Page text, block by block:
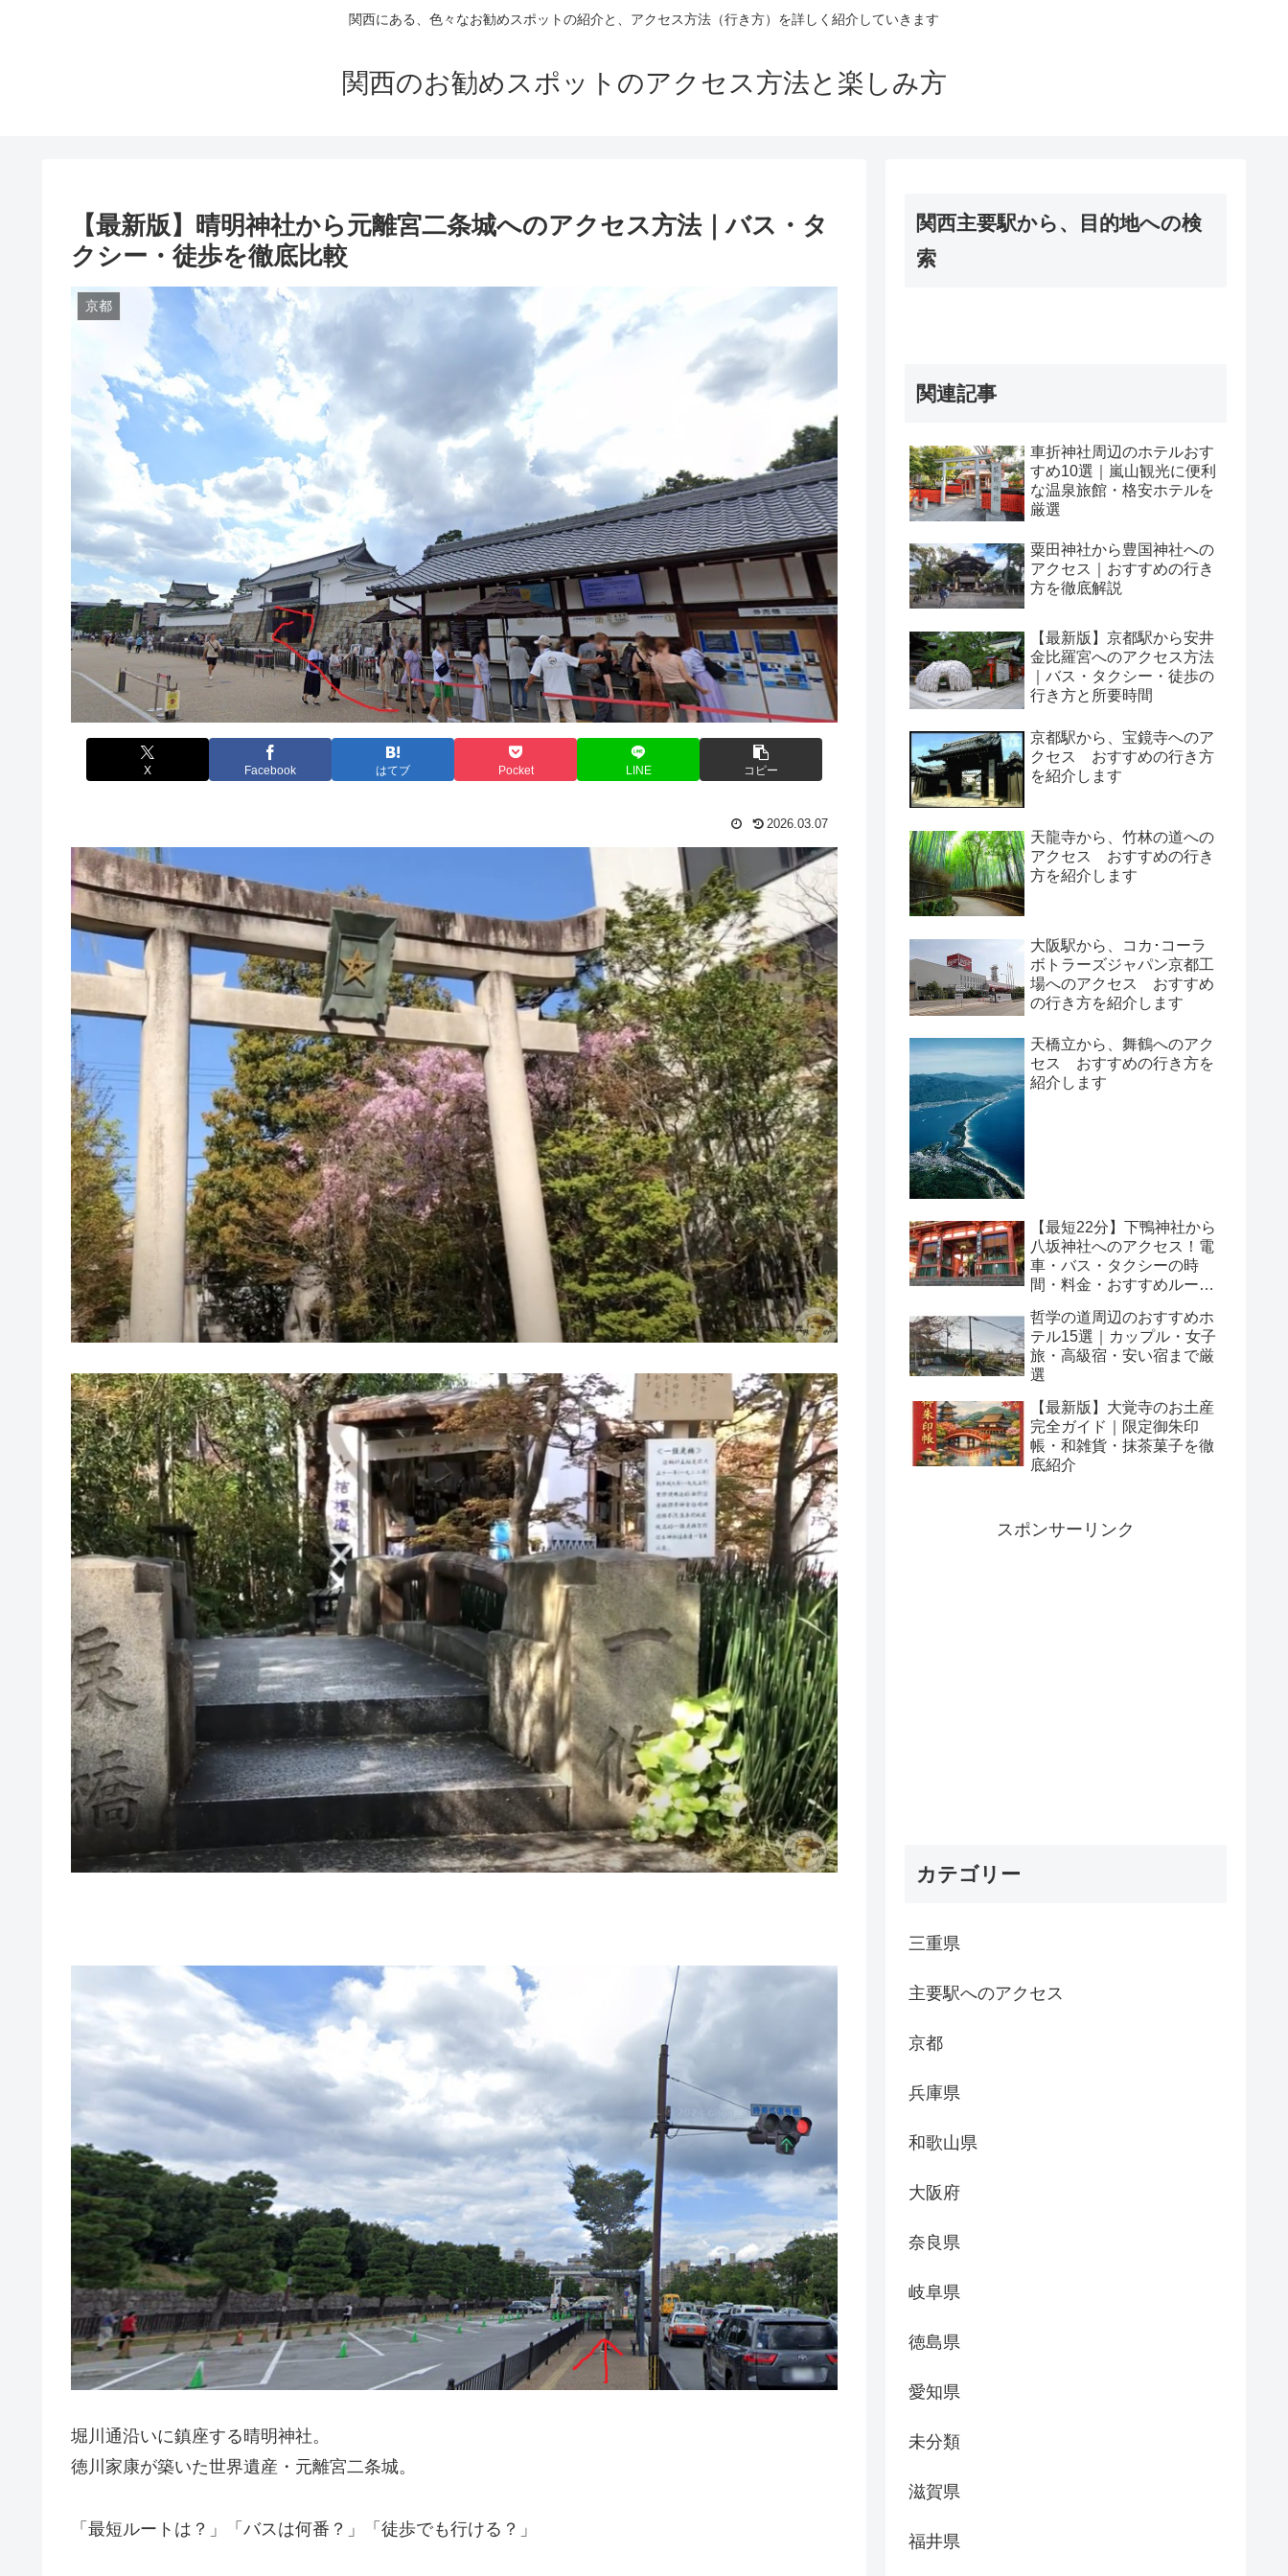
関西にある、色々なお勧めスポットの紹介と、アクセス方法（行き方）を詳しく紹介していきます
関西のお勧めスポットのアクセス方法と楽しみ方
【最新版】晴明神社から元離宮二条城へのアクセス方法｜バス・タ
クシー・徒歩を徹底比較
京都
X Facebook はてブ Pocket LINE コピー
2026.03.07
堀川通沿いに鎮座する晴明神社。
徳川家康が築いた世界遺産・元離宮二条城。
「最短ルートは？」「バスは何番？」「徒歩でも行ける？」
関西主要駅から、目的地への検
索
関連記事
車折神社周辺のホテルおす
すめ10選｜嵐山観光に便利
な温泉旅館・格安ホテルを
厳選
粟田神社から豊国神社への
アクセス｜おすすめの行き
方を徹底解説
【最新版】京都駅から安井
金比羅宮へのアクセス方法
｜バス・タクシー・徒歩の
行き方と所要時間
京都駅から、宝鏡寺へのア
クセス おすすめの行き方
を紹介します
天龍寺から、竹林の道への
アクセス おすすめの行き
方を紹介します
大阪駅から、コカ･コーラ
ボトラーズジャパン京都工
場へのアクセス おすすめ
の行き方を紹介します
天橋立から、舞鶴へのアク
セス おすすめの行き方を
紹介します
【最短22分】下鴨神社から
八坂神社へのアクセス！電
車・バス・タクシーの時
間・料金・おすすめルート
哲学の道周辺のおすすめホ
テル15選｜カップル・女子
旅・高級宿・安い宿まで厳
選
【最新版】大覚寺のお土産
完全ガイド｜限定御朱印
帳・和雑貨・抹茶菓子を徹
底紹介
スポンサーリンク
カテゴリー
三重県
主要駅へのアクセス
京都
兵庫県
和歌山県
大阪府
奈良県
岐阜県
徳島県
愛知県
未分類
滋賀県
福井県